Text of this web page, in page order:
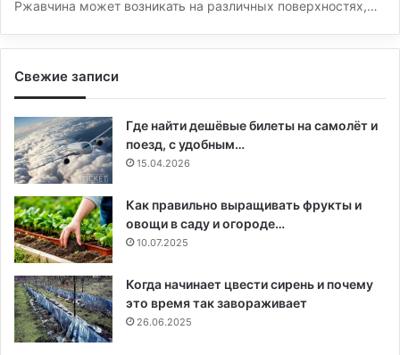
Ржавчина может возникать на различных поверхностях,…
Свежие записи
Где найти дешёвые билеты на самолёт и
поезд, с удобным…
15.04.2026
Как правильно выращивать фрукты и
овощи в саду и огороде…
10.07.2025
Когда начинает цвести сирень и почему
это время так завораживает
26.06.2025